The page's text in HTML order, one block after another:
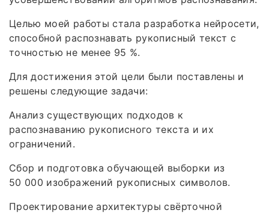
Целью моей работы стала разработка нейросети,
способной распознавать рукописный текст с
точностью не менее 95 %.
Для достижения этой цели были поставлены и
решены следующие задачи:
Анализ существующих подходов к
распознаванию рукописного текста и их
ограничений.
Сбор и подготовка обучающей выборки из
50 000 изображений рукописных символов.
Проектирование архитектуры свёрточной